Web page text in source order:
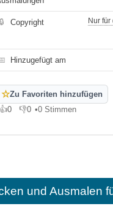
🔒 Copyright
Nur
Hinzugefügt am
☆Zu Favoriten hinzufügen
👍0
Gefällt mir
👎0
Gefällt mir nicht
•0 Stimmen
und Ausmalen